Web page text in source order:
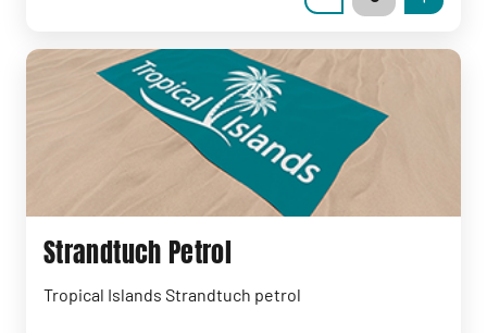
Strandtuch Petrol
Tropical Islands Strandtuch petrol